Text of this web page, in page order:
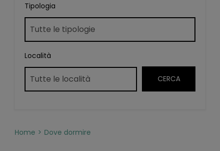
Tipologia
Località
Home Dove dormire